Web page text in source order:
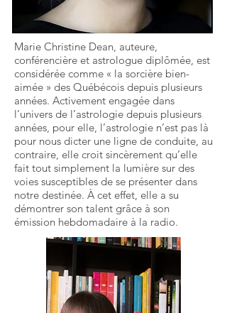
Marie Christine Dean, auteure,
conférencière et astrologue diplômée, est
considérée comme « la sorcière bien-
aimée » des Québécois depuis plusieurs
années. Activement engagée dans
l’univers de l’astrologie depuis plusieurs
années, pour elle, l’astrologie n’est pas là
pour nous dicter une ligne de conduite, au
contraire, elle croit sincèrement qu’elle
fait tout simplement la lumière sur des
voies susceptibles de se présenter dans
notre destinée. À cet effet, elle a su
démontrer son talent grâce à son
émission hebdomadaire à la radio.